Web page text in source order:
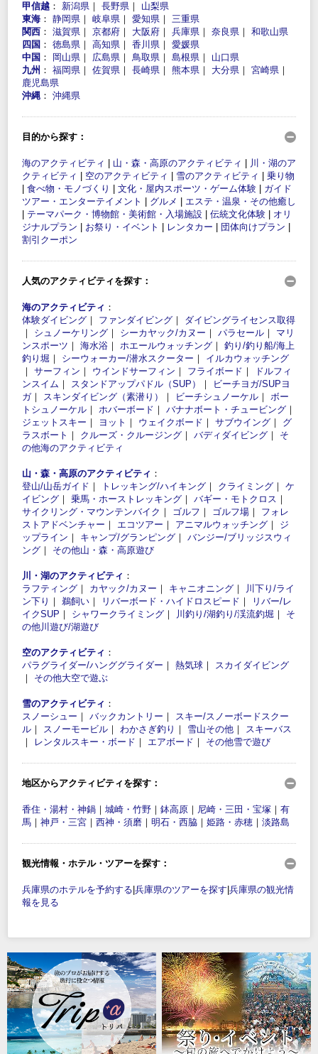
甲信越 ： 新潟県 ｜ 長野県 ｜ 山梨県
東海 ： 静岡県 ｜ 岐阜県 ｜ 愛知県 ｜ 三重県
関西 ： 滋賀県 ｜ 京都府 ｜ 大阪府 ｜ 兵庫県 ｜ 奈良県 ｜ 和歌山県
四国 ： 徳島県 ｜ 高知県 ｜ 香川県 ｜ 愛媛県
中国 ： 岡山県 ｜ 広島県 ｜ 鳥取県 ｜ 島根県 ｜ 山口県
九州 ： 福岡県 ｜ 佐賀県 ｜ 長崎県 ｜ 熊本県 ｜ 大分県 ｜ 宮崎県 ｜
鹿児島県
沖縄 ： 沖縄県
目的から探す：
海のアクティビティ 山・森・高原のアクティビティ
川・湖のア
クティビティ
空のアクティビティ 雪のアクティビティ
乗り物
食べ物・モノづくり 文化・屋内スポーツ・ゲーム体験
ガイド
ツアー・エンターテイメント
グルメ
エステ・温泉・その他癒し
テーマパーク・博物館・美術館・入場施設 伝統文化体験
オリ
ジナルプラン
お祭り・イベント レンタカー 団体向けプラン
割引クーポン
人気のアクティビティを探す：
海のアクティビティ ：
体験ダイビング ｜ ファンダイビング ｜ ダイビングライセンス取得
｜ シュノーケリング ｜ シーカヤック/カヌー ｜ パラセール ｜ マリ
ンスポーツ ｜ 海水浴 ｜ ホエールウォッチング ｜ 釣り/釣り船/海上
釣り堀 ｜ シーウォーカー/潜水スクーター ｜ イルカウォッチング
｜ サーフィン ｜ ウインドサーフィン ｜ フライボード ｜
ドルフィ
ンスイム ｜ スタンドアップパドル（SUP） ｜
ビーチヨガ/SUPヨ
ガ｜ スキンダイビング（素潜り） ｜ ビーチシュノーケル ｜ ボー
トシュノーケル ｜ ホバーボード ｜ バナナボート・チュービング ｜
ジェットスキー ｜ ヨット ｜ ウェイクボード ｜ サブウイング ｜ グ
ラスボート ｜ クルーズ・クルージング ｜ バディダイビング ｜ そ
の他海のアクティビティ
山・森・高原のアクティビティ ：
登山/山岳ガイド ｜ トレッキング/ハイキング ｜ クライミング ｜ ケ
イビング ｜ 乗馬・ホーストレッキング ｜ バギー・モトクロス ｜
サイクリング・マウンテンバイク ｜ ゴルフ ｜ ゴルフ場 ｜ フォレ
ストアドベンチャー ｜ エコツアー ｜ アニマルウォッチング ｜ ジ
ップライン ｜ キャンプ/グランピング ｜ バンジー/ブリッジスウィ
ング ｜ その他山・森・高原遊び
川・湖のアクティビティ ：
ラフティング ｜ カヤック/カヌー ｜ キャニオニング ｜
川下り/ライ
ン下り ｜ 鵜飼い ｜ リバーボード・ハイドロスピード ｜
リバー/レ
イクSUP ｜ シャワークライミング ｜ 川釣り/湖釣り/渓流釣堀 ｜ そ
の他川遊び/湖遊び
空のアクティビティ ：
パラグライダー/ハンググライダー ｜ 熱気球 ｜ スカイダイビング
｜ その他大空で遊ぶ
雪のアクティビティ ：
スノーシュー ｜ バックカントリー ｜ スキー/スノーボードスクー
ル ｜ スノーモービル ｜ わかさぎ釣り ｜ 雪山その他 ｜ スキーバス
｜
レンタルスキー・ボード ｜ エアボード ｜ その他雪で遊び
地区からアクティビティを探す：
香住・湯村・神鍋 ｜ 城崎・竹野 ｜ 鉢高原 ｜ 尼崎・三田・宝塚 ｜ 有
馬 ｜ 神戸・三宮 ｜ 西神・須磨 ｜ 明石・西脇 ｜ 姫路・赤穂 ｜ 淡路島
観光情報・ホテル・ツアーを探す：
兵庫県のホテルを予約する 兵庫県のツアーを探す 兵庫県の観光情
報を見る